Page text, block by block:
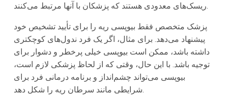
ریسک‌های معدودی هستند که پزشکان با آنها مرتبط می‌کنند.
پزشک متخصص فقط بیوپسی ریه را برای تأیید تشخیص خود
پیشنهاد می‌دهد. برای مثال، اگر یک فرد ندول‌های کوچکتری
داشته باشد، ممکن است بیوپسی خیلی پرخطر و دشوار برای
توجیه باشد. با این حال، وقتی که از لحاظ پزشکی لازم است،
بیوپسی می‌تواند چشم‌انداز و برنامه درمانی فرد برای
شرایطی مانند سرطان ریه را شکل دهد.